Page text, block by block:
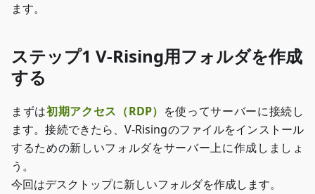
ます。
ステップ1 V-Rising用フォルダを作成
する
まずは初期アクセス（RDP） を使ってサーバーに接続し
ます。接続できたら、V-Risingのファイルをインストール
するための新しいフォルダをサーバー上に作成しましょ
う。
今回はデスクトップに新しいフォルダを作成します。